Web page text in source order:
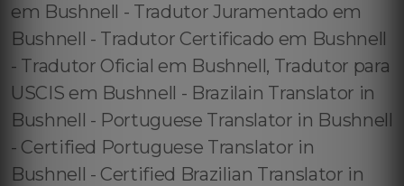
em Bushnell - Tradutor Juramentado em
Bushnell - Tradutor Certificado em Bushnell
- Tradutor Oficial em Bushnell, Tradutor para
USCIS em Bushnell - Brazilain Translator in
Bushnell - Portuguese Translator in Bushnell
- Certified Portuguese Translator in
Bushnell - Certified Brazilian Translator in